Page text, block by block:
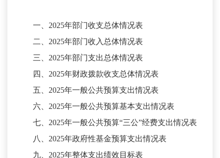
一、 2025年部门收支总体情况表
二、 2025年部门收入总体情况表
三、 2025年部门支出总体情况表
四、 2025年财政拨款收支总体情况表
五、 2025年一般公共预算支出情况表
六、 2025年一般公共预算基本支出情况表
七、 2025年一般公共预算“三公”经费支出情况表
八、 2025年政府性基金预算支出情况表
九、 2025年整体支出绩效目标表